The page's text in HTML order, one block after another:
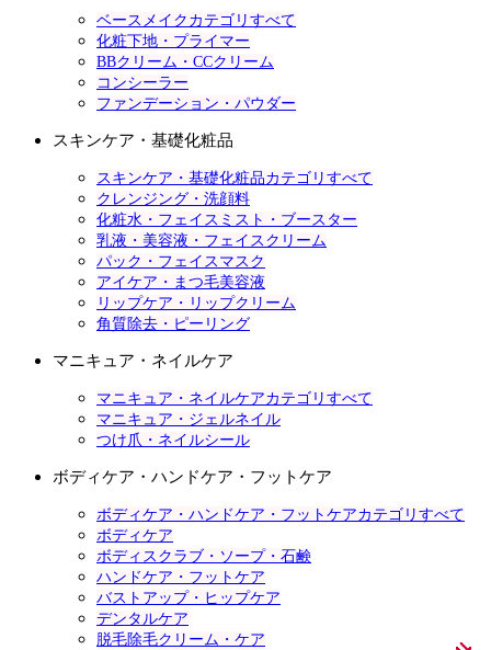
ベースメイクカテゴリすべて
化粧下地・プライマー
BBクリーム・CCクリーム
コンシーラー
ファンデーション・パウダー
スキンケア・基礎化粧品
スキンケア・基礎化粧品カテゴリすべて
クレンジング・洗顔料
化粧水・フェイスミスト・ブースター
乳液・美容液・フェイスクリーム
パック・フェイスマスク
アイケア・まつ毛美容液
リップケア・リップクリーム
角質除去・ピーリング
マニキュア・ネイルケア
マニキュア・ネイルケアカテゴリすべて
マニキュア・ジェルネイル
つけ爪・ネイルシール
ボディケア・ハンドケア・フットケア
ボディケア・ハンドケア・フットケアカテゴリすべて
ボディケア
ボディスクラブ・ソープ・石鹸
ハンドケア・フットケア
バストアップ・ヒップケア
デンタルケア
脱毛除毛クリーム・ケア